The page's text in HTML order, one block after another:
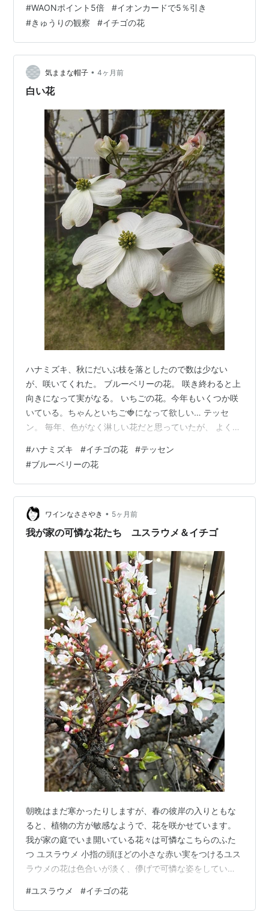
ｽｸｽ 楽しみです 午後は先日貰った着物をほどいていまし
た 結構ほどいた糸の始末が大変でした 肩が凝ってしまっ
たわ(;^_^A 明日はスイミングです ではまたね～～～ 引き
続きgooから来ました応援クリックお願いいたします ラ
ンキング参加中gooからきました ランキ…
#WAONポイント5倍 #イオンカードで5％引き
#きゅうりの観察 #イチゴの花
気ままな帽子 • 4ヶ月前
白い花
ハナミズキ、秋にだいぶ枝を落としたので数は少ない
が、咲いてくれた。 ブルーベリーの花。 咲き終わると上
向きになって実がなる。 いちごの花。今年もいくつか咲
いている。ちゃんといちご🍓になって欲しい… テッセ
ン。 毎年、色がなく淋しい花だと思っていたが、 よく見
た！ ろくに手入れもしてない庭にも春になれば、花が咲
く。 咲けば咲いたでなんか嬉しい。 だったら、もっと日
頃から面倒みてあげなきゃね、と毎年思う。 今は白い
花、多し。
#ハナミズキ #イチゴの花 #テッセン
#ブルーベリーの花
ワインなささやき • 5ヶ月前
我が家の可憐な花たち ユスラウメ＆イチゴ
朝晩はまだ寒かったりしますが、春の彼岸の入りともな
ると、植物の方が敏感なようで、花を咲かせています。
我が家の庭でいま開いている花々は可憐なこちらのふた
つ ユスラウメ 小指の頭ほどの小さな赤い実をつけるユス
ラウメの花は色合いが淡く、儚げで可憐な姿をしていま
タッチするかのように、ユスラウメの花が咲き始めまし
た。 イチゴ さちの香 冬の間に友人にもらったイチゴに
#ユスラウメ #イチゴの花